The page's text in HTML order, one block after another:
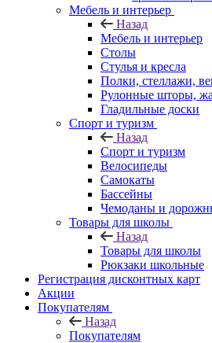
Мебель и интерьер
Назад
Мебель и интерьер
Столы
Стулья и кресла
Полки, стеллажи,
Рулонные шторы,
Гладильные доски
Спорт и туризм
Назад
Спорт и туризм
Велосипеды
Самокаты
Бассейны
Чемоданы и
Товары для школы
Назад
Товары для школы
Рюкзаки школьные
Регистрация дисконтных карт
Акции
Покупателям
Назад
Покупателям